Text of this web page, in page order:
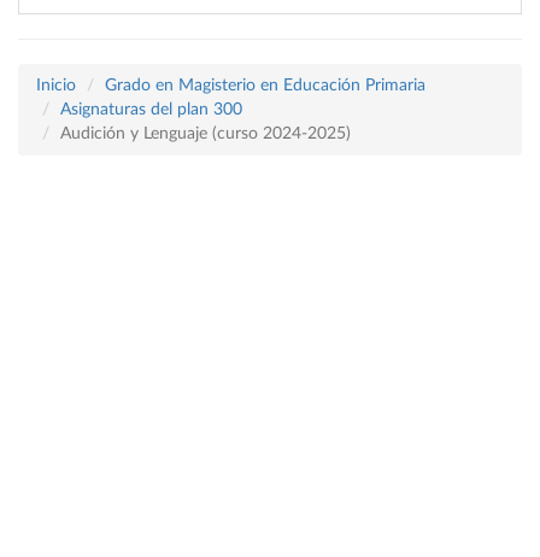
Inicio
Grado en Magisterio en Educación Primaria
Asignaturas del plan 300
Audición y Lenguaje (curso 2024-2025)